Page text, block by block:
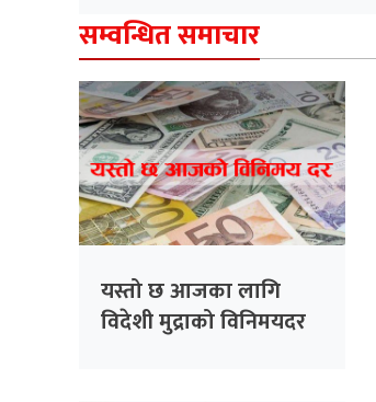
सम्वन्धित समाचार
यस्तो छ आजका लागि
विदेशी मुद्राको विनिमयदर